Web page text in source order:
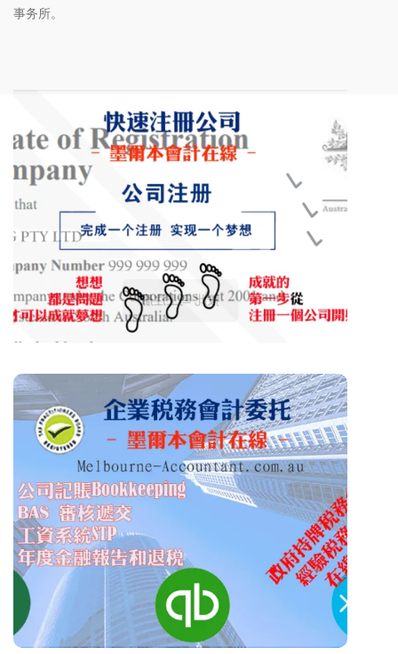
事务所。
快速注册公司
想，都是问题；做，成就结果。
注册一家公司，走出梦想的第一步。
全套公司和税务注册$888,含政府收费
$538和GST；
按此 马上注册
墨尔本会计在线
电邮 | 电话 | 视频会议。
EXCEL | QUICKBOOKS | ZERO 云端
总有一款合适你。无论你在哪里，墨尔
本会计在线好思维总能帮到你。
企业会计解决方案